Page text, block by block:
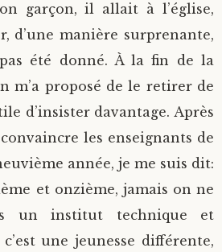
garçon, il allait à l’église,
d’une manière surprenante,
été donné. À la fin de la
m’a proposé de le retirer de
d’insister davantage. Après
les enseignants de
année, je me suis dit:
et onzième, jamais on ne
un institut technique et
une jeunesse différente,